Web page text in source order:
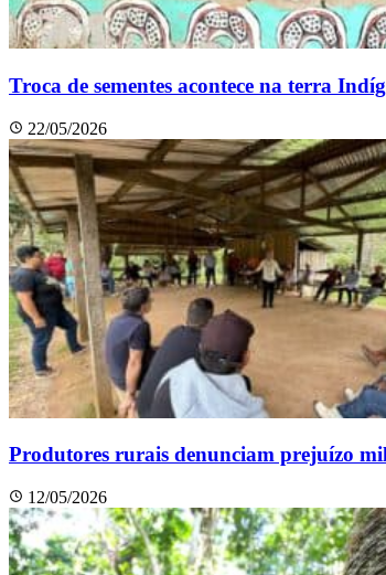
Troca de sementes acontece na terra
22/05/2026
Produtores rurais denunciam prejuízo
12/05/2026